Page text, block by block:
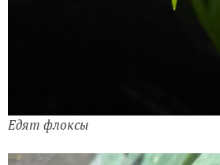
Едят флоксы